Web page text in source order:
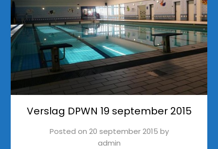
Verslag DPWN 19 september 2015
Posted on 20 september 2015 by
admin